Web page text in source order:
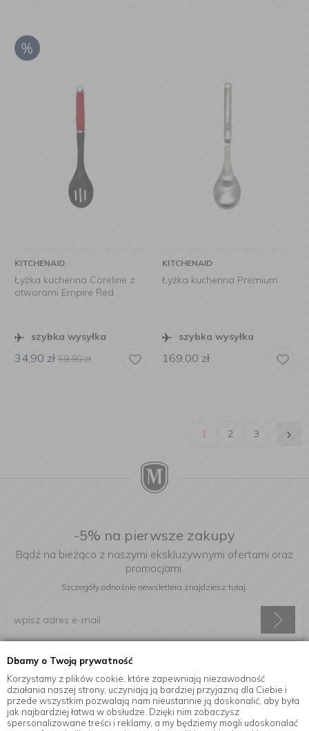
Dbamy o Twoją prywatność
Korzystamy z plików cookie, które zapewniają niezawodność
działania naszej strony, uczyniają ją bardziej przyjazną dla Ciebie i
przede wszystkim pozwalają nam nieustannie ją doskonalić, aby była
jak najbardziej łatwa w obsłudze. Dzięki nim zobaczysz
spersonalizowane treści i reklamy, a my będziemy mogli udoskonalać
KITCHENAID
Łyżka kuchenna Coreline z
otworami Empire Red
szybka wysyłka
34,90 zł 59,90zł
KITCHENAID
Łyżka kuchenna Premium
szybka wysyłka
169,00 zł
1 2 3
-5% na pierwsze zakupy
Bądź na bieżąco z naszymi ekskluzywnymi ofertami oraz
promocjami.
Szczegóły odnośnie newslettera znajdziesz tutaj.
Wyrażam zgodę na otrzymywanie informacji handlowej drogą
elektroniczną na podany adres e-mail.